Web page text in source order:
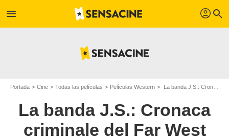
menu profil search
Portada Cine Todas las películas Películas Western La banda J.S.: Cronaca criminale del Far West
La banda J.S.: Cronaca
criminale del Far West